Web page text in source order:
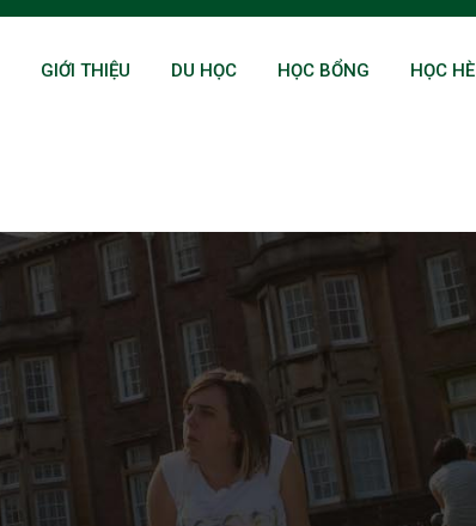
GIỚI THIỆU DU HỌC HỌC BỔNG HỌC HÈ